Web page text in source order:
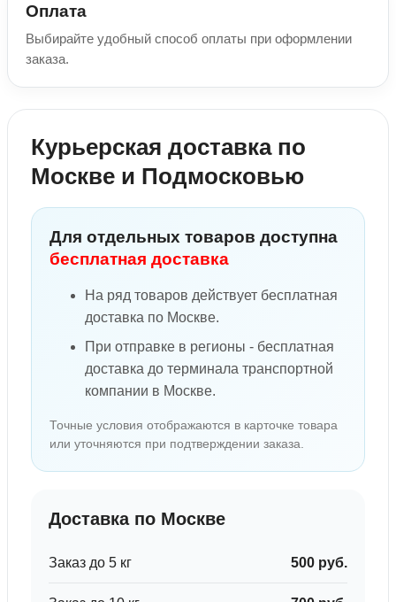
Оплата
Выбирайте удобный способ оплаты при оформлении
заказа.
Курьерская доставка по
Москве и Подмосковью
Для отдельных товаров доступна
бесплатная доставка
На ряд товаров действует бесплатная
доставка по Москве.
При отправке в регионы - бесплатная
доставка до терминала транспортной
компании в Москве.
Точные условия отображаются в карточке товара
или уточняются при подтверждении заказа.
Доставка по Москве
Заказ до 5 кг 500 руб.